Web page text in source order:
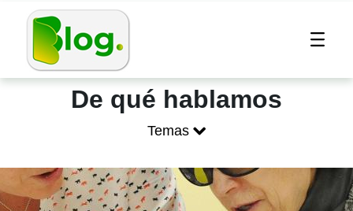
Blog ONCE -
De qué hablamos
Temas